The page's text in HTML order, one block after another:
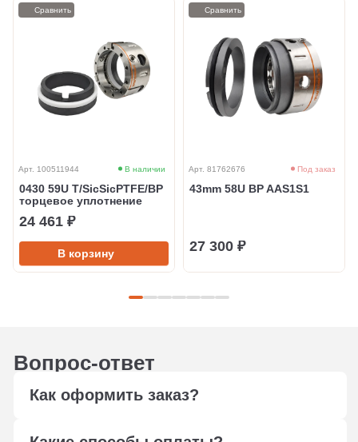
Арт. 100511944 В наличии
0430 59U T/SicSicPTFE/BP
торцевое уплотнение
24 461 ₽
В корзину
Сравнить
Арт. 81762676 Под заказ
43mm 58U BP AAS1S1
27 300 ₽
Сравнить
Вопрос-ответ
Как оформить заказ?
Оформите заказ любым удобным способом: через